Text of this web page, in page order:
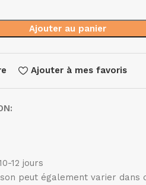
Ajouter au panier
Ajouter à mes favoris
12 jours
peut également varier dans